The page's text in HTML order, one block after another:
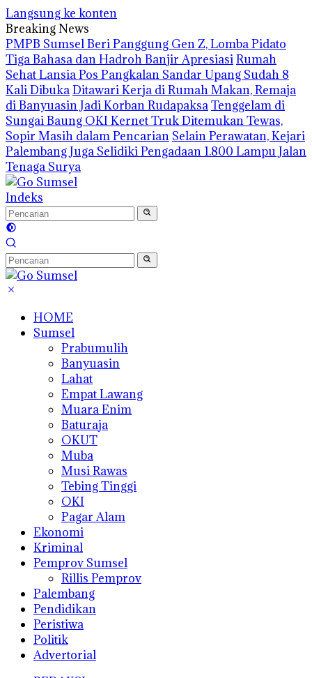
Langsung ke konten
Breaking News
PMPB Sumsel Beri Panggung Gen Z, Lomba Pidato
Tiga Bahasa dan Hadroh Banjir ApresiasiRumah
Sehat Lansia Pos Pangkalan Sandar Upang Sudah 8
Kali DibukaDitawari Kerja di Rumah Makan, Remaja
di Banyuasin Jadi Korban RudapaksaTenggelam di
Sungai Baung OKI Kernet Truk Ditemukan Tewas,
Sopir Masih dalam Pencarian Selain Perawatan, Kejari
Palembang Juga Selidiki Pengadaan 1.800 Lampu Jalan
Tenaga Surya
Indeks
HOME
Sumsel
Prabumulih
Banyuasin
Lahat
Empat Lawang
Muara Enim
Baturaja
OKUT
Muba
Musi Rawas
Tebing Tinggi
OKI
Pagar Alam
Ekonomi
Kriminal
Pemprov Sumsel
Rillis Pemprov
Palembang
Pendidikan
Peristiwa
Politik
Advertorial